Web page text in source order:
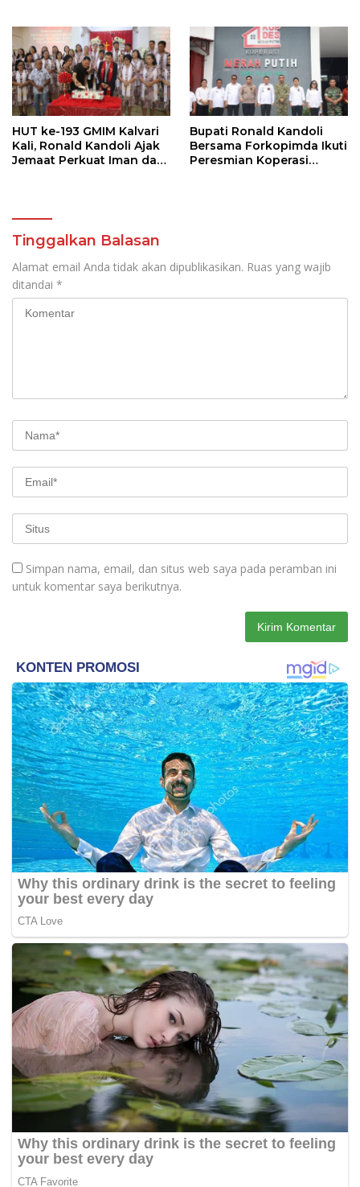
HUT ke-193 GMIM Kalvari
Kali, Ronald Kandoli Ajak
Jemaat Perkuat Iman dan
Bupati Ronald Kandoli
Bersama Forkopimda Ikuti
Peresmian Koperasi
Tinggalkan Balasan
Alamat email Anda tidak akan dipublikasikan. Ruas yang wajib
ditandai *
Simpan nama, email, dan situs web saya pada peramban ini
untuk komentar saya berikutnya.